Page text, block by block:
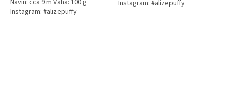
Návin: cca 9 m Váha: 100 g
Instagram: #alizepuffy
Instagram: #alizepuffy